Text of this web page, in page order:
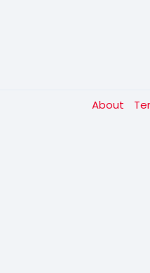
About